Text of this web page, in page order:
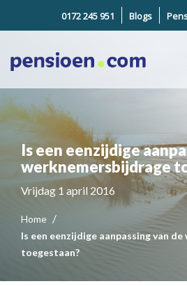
0172 245 951 Blogs
Is een eenzijdige
werknemersbijdrage
Vrijdag 1 april 2016
Home
Is een eenzijdige aanpassing van
toegestaan?